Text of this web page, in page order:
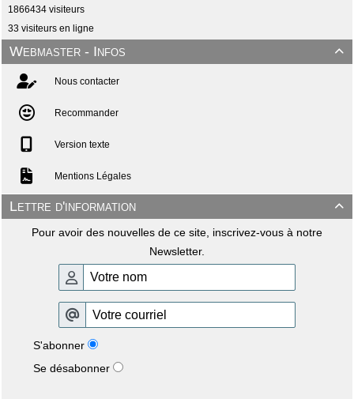
1866434 visiteurs
33 visiteurs en ligne

Webmaster - Infos
Nous contacter
Recommander
Version texte
Mentions Légales

Lettre d'information
Pour avoir des nouvelles de ce site, inscrivez-vous à notre
Newsletter.
S'abonner
Se désabonner